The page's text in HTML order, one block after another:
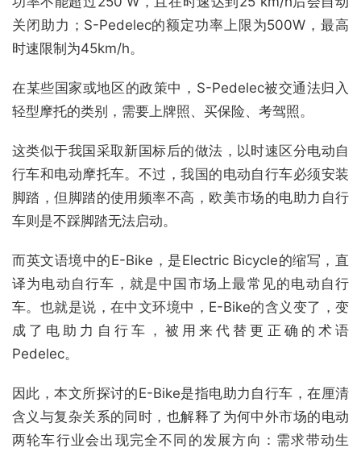
关闭助力；S-Pedelec的额定功率上限为500W，最高
时速限制为45km/h。
在某些国家或地区的政策中，S-Pedelec被交通法归入
轻型摩托的类别，需要上牌照、买保险、考驾照。
这类似于我国采取新国标后的做法，以时速区分电动自
行车和电动摩托车。不过，我国的电动自行车必须安装
脚踏，但脚踏的使用频率不高，欧美市场的电助力自行
车则是不踩脚踏无法启动。
而英文语境中的E-Bike，是Electric Bicycle的缩写，直
译为电动自行车，就是中国市场上最常见的电动自行
车。也就是说，在中文环境中，E-Bike的含义变了，变
成了电助力自行车，被用来代替更正确的术语
Pedelec。
因此，本文所探讨的E-Bike是指电助力自行车，在厘清
含义与复杂关系的同时，也解释了为何中外市场的电动
两轮车行业会出现完全不同的发展方向：需求带动生